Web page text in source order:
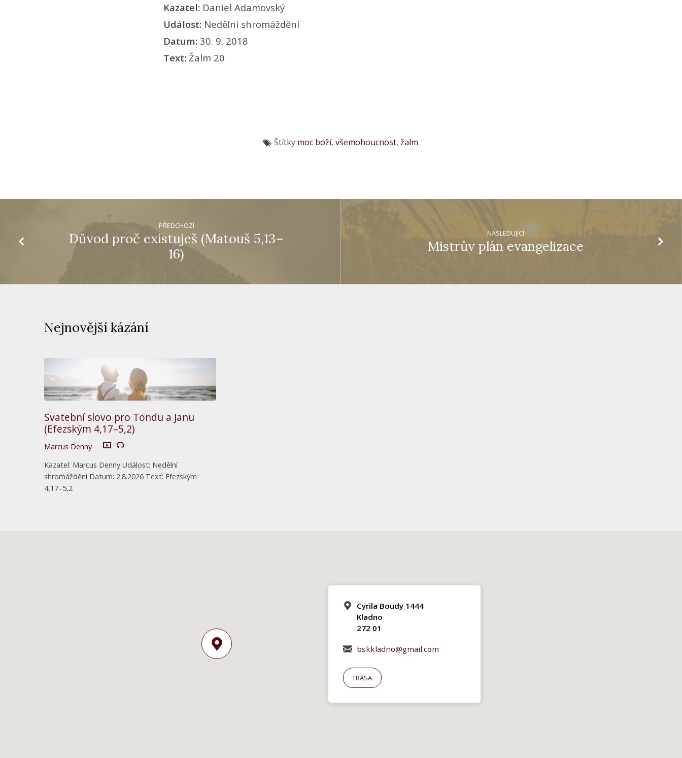
Kazatel: Daniel Adamovský
Událost: Nedělní shromáždění
Datum: 30. 9. 2018
Text: Žalm 20
Štítky moc boží, všemohoucnost, žalm
PŘEDCHOZÍ
Důvod proč existuješ (Matouš 5,13–
16)
NÁSLEDUJÍCÍ
Mistrův plán evangelizace
Nejnovější kázání
Svatební slovo pro Tondu a Janu
(Efezským 4,17–5,2)
Marcus Denny
Kazatel: Marcus Denny Událost: Nedělní
shromáždění Datum: 2.8.2026 Text: Efezským
4,17–5,2
Cyrila Boudy 1444
Kladno
272 01
bskkladno@gmail.com
TRASA